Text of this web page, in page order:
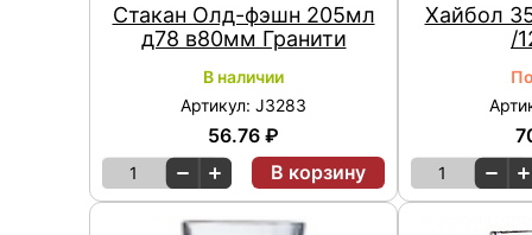
Стакан Олд-фэшн 205мл
д78 в80мм Гранити
В наличии
Артикул: J3283
56.76 ₽
1 В корзину
Хайбол
/
1